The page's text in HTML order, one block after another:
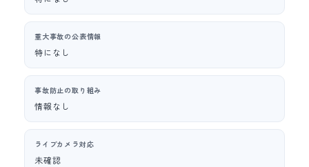
重大事故の公表情報
特になし
事故防止の取り組み
情報なし
ライブカメラ対応
未確認